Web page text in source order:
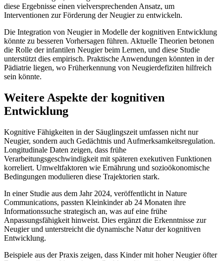
diese Ergebnisse einen vielversprechenden Ansatz, um
Interventionen zur Förderung der Neugier zu entwickeln.
Die Integration von Neugier in Modelle der kognitiven Entwicklung
könnte zu besseren Vorhersagen führen. Aktuelle Theorien betonen
die Rolle der infantilen Neugier beim Lernen, und diese Studie
unterstützt dies empirisch. Praktische Anwendungen könnten in der
Pädiatrie liegen, wo Früherkennung von Neugierdefiziten hilfreich
sein könnte.
Weitere Aspekte der kognitiven
Entwicklung
Kognitive Fähigkeiten in der Säuglingszeit umfassen nicht nur
Neugier, sondern auch Gedächtnis und Aufmerksamkeitsregulation.
Longitudinale Daten zeigen, dass frühe
Verarbeitungsgeschwindigkeit mit späteren exekutiven Funktionen
korreliert. Umweltfaktoren wie Ernährung und sozioökonomische
Bedingungen modulieren diese Trajektorien stark.
In einer Studie aus dem Jahr 2024, veröffentlicht in Nature
Communications, passten Kleinkinder ab 24 Monaten ihre
Informationssuche strategisch an, was auf eine frühe
Anpassungsfähigkeit hinweist. Dies ergänzt die Erkenntnisse zur
Neugier und unterstreicht die dynamische Natur der kognitiven
Entwicklung.
Beispiele aus der Praxis zeigen, dass Kinder mit hoher Neugier öfter